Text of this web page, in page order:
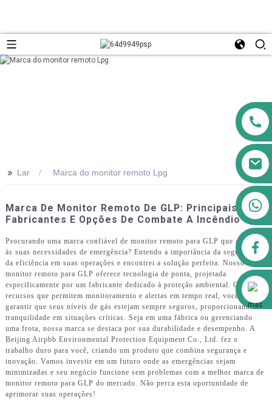
airppb123@gmail.com
Alibaba
>> Lar Marca do monitor remoto Lpg
Marca De Monitor Remoto De GLP: Principais
Fabricantes E Opções De Combate A Incêndio
Procurando uma marca confiável de monitor remoto para GLP que atenda
às suas necessidades de emergência? Entendo a importância da segurança e
da eficiência em suas operações e encontrei a solução perfeita. Nosso
monitor remoto para GLP oferece tecnologia de ponta, projetada
especificamente por um fabricante dedicado à proteção ambiental. Com
recursos que permitem monitoramento e alertas em tempo real, você pode
garantir que seus níveis de gás estejam sempre seguros, proporcionando
tranquilidade em situações críticas. Seja em uma fábrica ou gerenciando
uma frota, nossa marca se destaca por sua durabilidade e desempenho. A
Beijing Airpbb Environmental Protection Equipment Co., Ltd. fez o
trabalho duro para você, criando um produto que combina segurança e
inovação. Vamos investir em um futuro onde as emergências sejam
minimizadas e seu negócio funcione sem problemas com a melhor marca de
monitor remoto para GLP do mercado. Não perca esta oportunidade de
aprimorar suas operações!